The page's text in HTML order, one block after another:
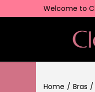
Welcome to
Home / Bras /